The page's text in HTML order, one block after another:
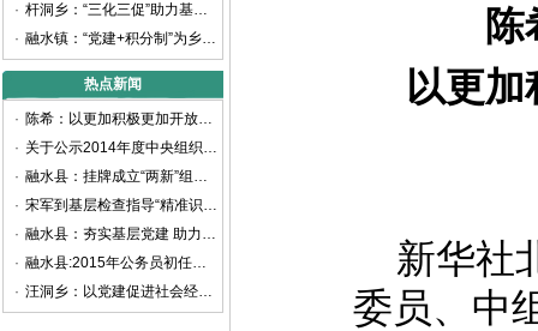
·
杆洞乡：“三化三促”助力基层党建提质增效
·
融水镇：“党建+积分制”为乡村治理赋能增效
热点新闻
·
陈希：以更加积极更加开放更加有效的人才政策 聚天下英才而用之
·
关于公示2014年度中央组织部代中央管理党费收支情况的通知
·
融水县：挂牌成立“两新”组织党工委
·
宋军到基层检查指导“精准识别”工作
·
融水县：夯实基层党建 助力精准扶贫
·
融水县:2015年公务员初任培训班开班
·
汪洞乡：以党建促进社会经济快速发展
以更
新华社
委员、中